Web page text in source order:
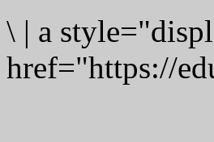
\ | a
href="https://